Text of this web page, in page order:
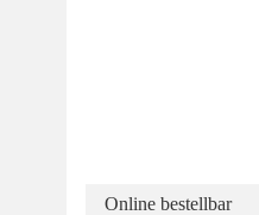
Online bestellbar